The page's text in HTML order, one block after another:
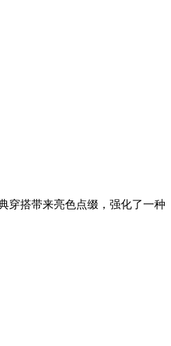
穿搭带来亮色点缀，强化了一种